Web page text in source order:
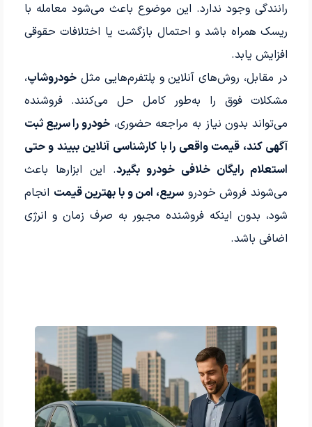
رانندگی وجود ندارد. این موضوع باعث می‌شود معامله با
ریسک همراه باشد و احتمال بازگشت یا اختلافات حقوقی
افزایش یابد.
در مقابل، روش‌های آنلاین و پلتفرم‌هایی مثلخودروشاپ،
مشکلات فوق را به‌طور کامل حل می‌کنند. فروشنده
می‌تواند بدون نیاز به مراجعه حضوری،خودرو را سریع ثبت
آگهی کند، قیمت واقعی را با کارشناسی آنلاین ببیند و حتی
استعلام رایگان خلافی خودرو بگیرد. این ابزارها باعث
می‌شوند فروش خودرو سریع، امن و با بهترین قیمت انجام
شود، بدون اینکه فروشنده مجبور به صرف زمان و انرژی
اضافی باشد.